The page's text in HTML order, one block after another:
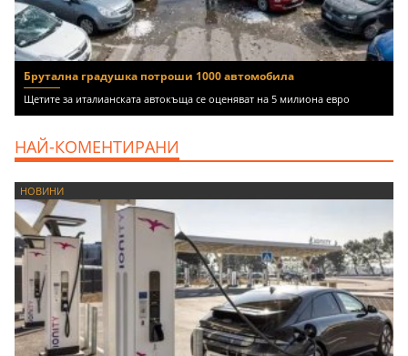
Брутална градушка потроши 1000 автомобила
Щетите за италианската автокъща се оценяват на 5 милиона евро
НАЙ-КОМЕНТИРАНИ
НОВИНИ